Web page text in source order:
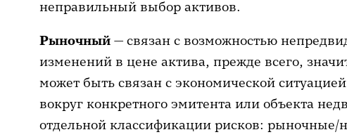
неправильный выбор активов.
Рыночный — связан с возможностью
изменений в цене актива, прежде всего,
может быть связан с экономической
вокруг конкретного эмитента или объекта
отдельной классификации рисков: рыночные/